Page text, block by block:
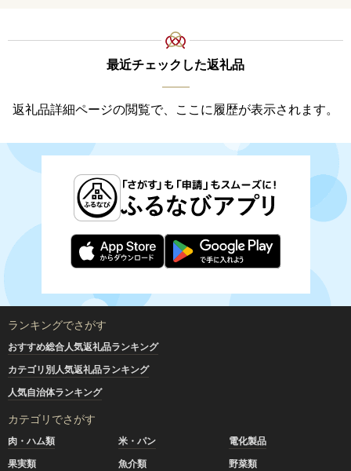
最近チェックした返礼品
返礼品詳細ページの閲覧で、ここに履歴が表示されます。
ランキングでさがす
おすすめ総合人気返礼品ランキング
カテゴリ別人気返礼品ランキング
人気自治体ランキング
カテゴリでさがす
肉・ハム類 米・パン
電化製品
果実類
魚介類
野菜類